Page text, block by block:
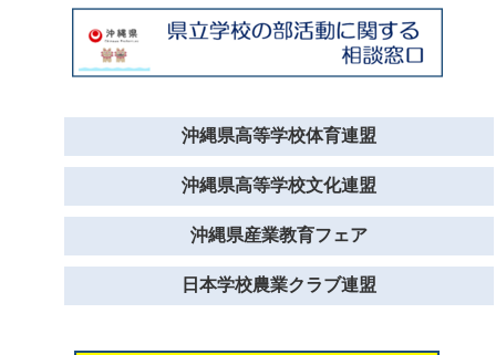
沖縄県高等学校体育連盟
沖縄県高等学校文化連盟
沖縄県産業教育フェア
日本学校農業クラブ連盟